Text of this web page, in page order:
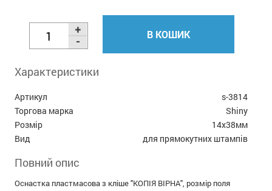
В КОШИК
Характеристики
Артикул
s-3814
Торгова марка
Shiny
Розмір
14х38мм
Вид
для прямокутних штампів
Повний опис
Оснастка пластмасова з кліше "КОПІЯ ВІРНА", розмір поля